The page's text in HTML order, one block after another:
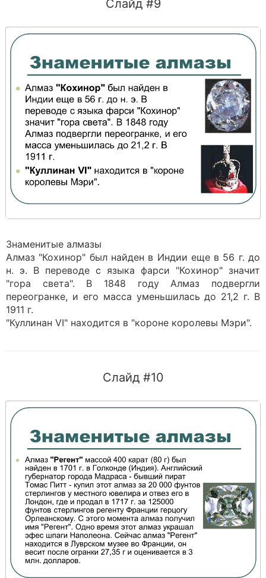
Слайд #9
Знаменитые алмазы
Алмаз "Кохинор" был найден в Индии еще в 56 г. до
н. э. В переводе с языка фарси "Кохинор" значит
"гора света". В 1848 году Алмаз подвергли
переогранке, и его масса уменьшилась до 21,2 г. В
1911 г.
"Куллинан VI" находится в "короне королевы Мэри".
Слайд #10